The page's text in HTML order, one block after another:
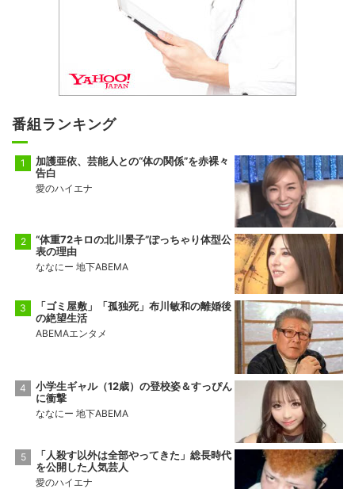
番組ランキング
加護亜依、芸能人との“体の関係”を赤裸々
告白
愛のハイエナ
“体重72キロの北川景子”ぽっちゃり体型公
表の理由
ななにー 地下ABEMA
「ゴミ屋敷」「孤独死」布川敏和の離婚後
の絶望生活
ABEMAエンタメ
小学生ギャル（12歳）の登校姿＆すっぴん
に衝撃
ななにー 地下ABEMA
「人殺す以外は全部やってきた」総長時代
を公開した人気芸人
愛のハイエナ